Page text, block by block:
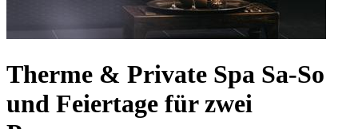
Therme & Private Spa Sa-So
und Feiertage für zwei